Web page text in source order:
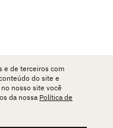
e de terceiros com
do site e
nosso site você
da nossa Política de